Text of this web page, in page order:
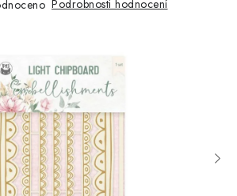
Podrobnosti hodnocení